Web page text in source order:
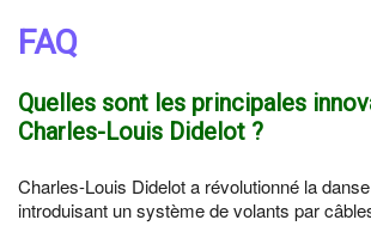
FAQ
Quelles sont les principales
Charles-Louis Didelot ?
Charles-Louis Didelot a révolutionné la
introduisant un système de volants par